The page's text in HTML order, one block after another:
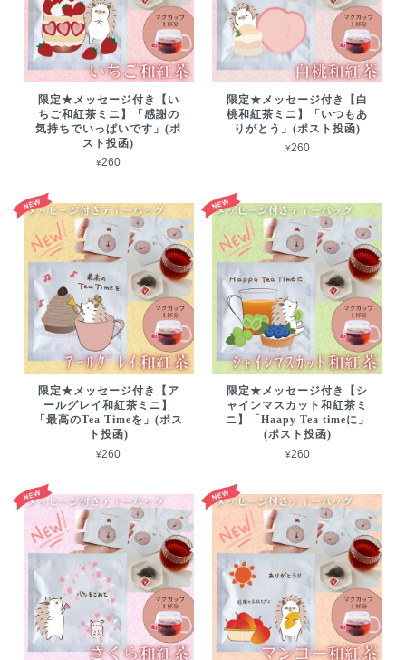
限定★メッセージ付き【い
ちご和紅茶ミニ】「感謝の
気持ちでいっぱいです」(ポ
スト投函)
¥260
限定★メッセージ付き【白
桃和紅茶ミニ】「いつもあ
りがとう」(ポスト投函)
¥260
限定★メッセージ付き【ア
ールグレイ和紅茶ミニ】
「最高のTea Timeを」(ポス
ト投函)
¥260
限定★メッセージ付き【シ
ャインマスカット和紅茶ミ
ニ】「Haapy Tea timeに」
(ポスト投函)
¥260